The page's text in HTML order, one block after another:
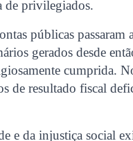
de privilegiados.
públicas passaram
gerados desde
cumprida.
de resultado fiscal
e da injustiça social